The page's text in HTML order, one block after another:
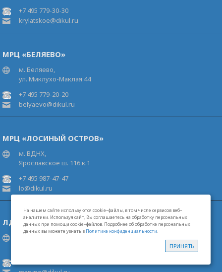
На нашем сайте используются cookie–файлы, в том числе сервисов веб–
аналитики. Используя сайт, Вы соглашаетесь на обработку персональных
данных при помощи cookie–файлов. Подробнее об обработке персональных
данных вы можете узнать в Политике конфиденциальности.
ПРИНЯТЬ
+7 495 779-30-30
krylatskoe@dikul.ru
МРЦ «БЕЛЯЕВО»
м. Беляево,
ул. Миклухо-Маклая 44
+7 495 779-20-20
belyaevo@dikul.ru
МРЦ «ЛОСИНЫЙ ОСТРОВ»
м. ВДНХ,
Ярославское ш. 116 к.1
+7 495 987-47-47
lo@dikul.ru
ЛДЦ «МАРЬИНО»